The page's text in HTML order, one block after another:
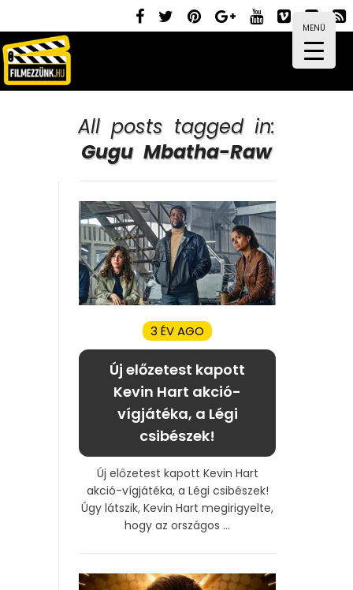
MENÜ
All posts tagged in:
Gugu Mbatha-Raw
3 ÉV AGO
Új előzetest kapott
Kevin Hart akció-
vígjátéka, a Légi
csibészek!
Új előzetest kapott Kevin Hart
akció-vígjátéka, a Légi csibészek!
Úgy látszik, Kevin Hart megirigyelte,
hogy az országos ...